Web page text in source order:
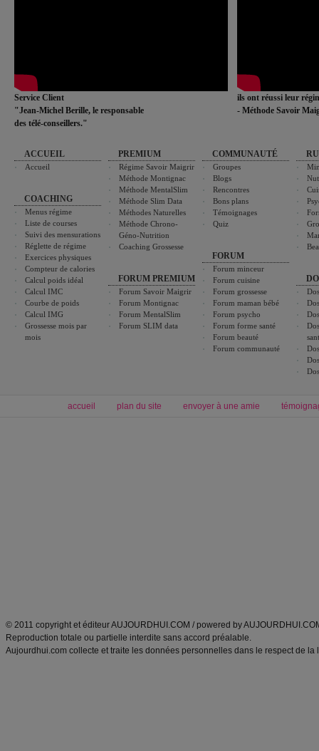
Service Client
"Jean-Michel Berille, le responsable
des télé-conseillers."
ils ont réussi leur
- Méthode Savoir
ACCUEIL
Accueil
COACHING
Menus régime
Liste de courses
Suivi des mensurations
Réglette de régime
Exercices physiques
Compteur de calories
Calcul poids idéal
Calcul IMC
Courbe de poids
Calcul IMG
Grossesse mois par
mois
PREMIUM
Régime Savoir Maigrir
Méthode Montignac
Méthode MentalSlim
Méthode Slim Data
Méthodes Naturelles
Méthode Chrono-
Géno-Nutrition
Coaching Grossesse
FORUM PREMIUM
Forum Savoir Maigrir
Forum Montignac
Forum MentalSlim
Forum SLIM data
COMMUNAUTÉ
Groupes
Blogs
Rencontres
Bons plans
Témoignages
Quiz
FORUM
Forum minceur
Forum cuisine
Forum grossesse
Forum maman bébé
Forum psycho
Forum forme santé
Forum beauté
Forum communauté
accueil plan du site envoyer à une amie
© 2011 copyright et éditeur AUJOURDHUI.COM / powered by
Reproduction totale ou partielle interdite sans accord préalable.
Aujourdhui.com collecte et traite les données personnelles dans le respect de